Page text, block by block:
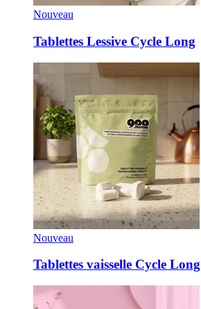
Nouveau
Tablettes Lessive Cycle Long
Nouveau
Tablettes vaisselle Cycle Long